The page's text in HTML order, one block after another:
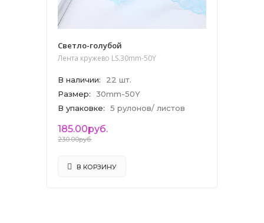
Светло-голубой
Лента кружево LS.30mm-50Y
В наличии:
22 шт.
Размер:
30mm-50Y
В упаковке: 5 рулонов/ листов
185.00руб.
230.00руб.
В КОРЗИНУ